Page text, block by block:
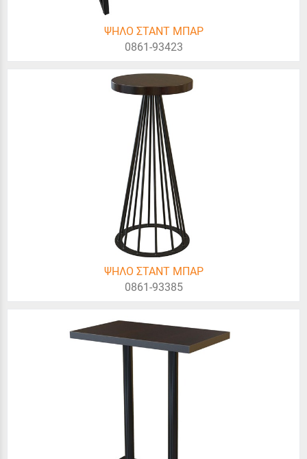
ΨΗΛΟ ΣΤΑΝΤ ΜΠΑΡ
0861-93423
ΨΗΛΟ ΣΤΑΝΤ ΜΠΑΡ
0861-93385